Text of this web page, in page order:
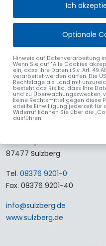
Von links nach rechts: 1.
Maritta Gruber,
alle Nachrichten
MARKT SULZBERG
87477 Sulzberg
Tel. 08376 9201-0
Fax. 08376 9201-40
info@sulzberg.de
www.sulzberg.de
Ich
Optionale
Hinweis auf Datenverarbeitung
Wenn Sie auf "Alle Cookies
ein, dass ihre Daten i.S.v. Art. 49
verarbeitet werden dürfen. Die
Rechtslage als Land mit
besteht das Risiko, dass Ihre
und zu Überwachungszwecken,
keine Rechtsmittel gegen diese
erteilte Einwilligung jederzeit für
Widerruf können Sie über die
ausführen.